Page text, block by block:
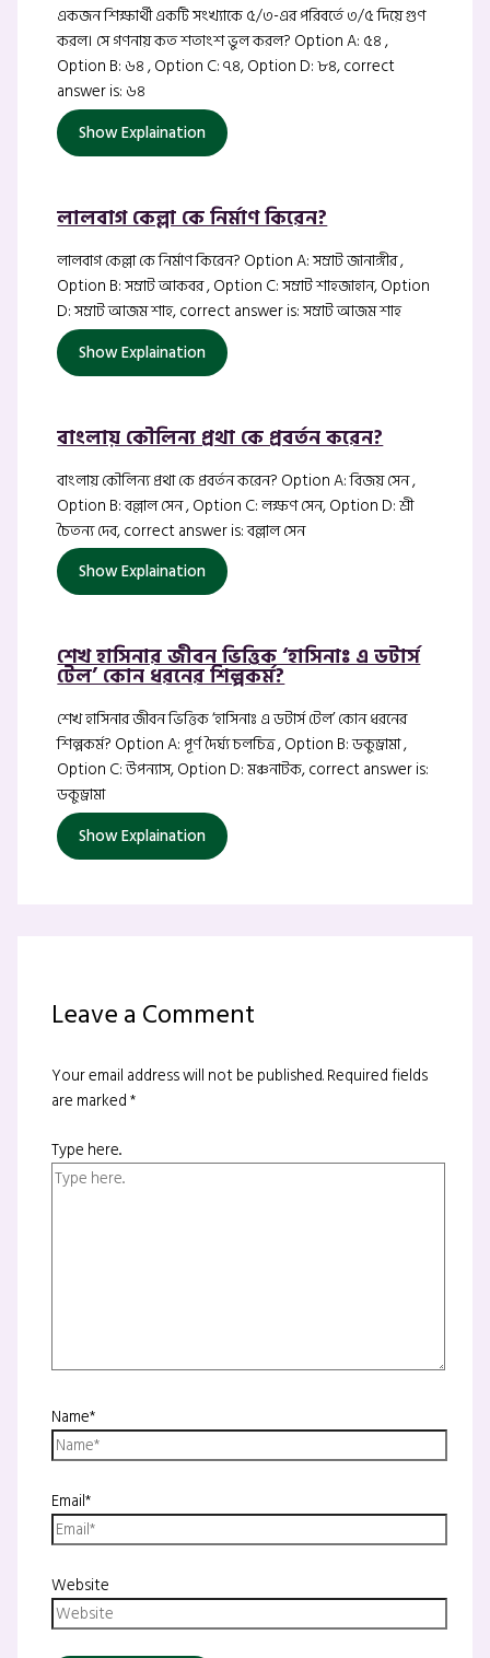
একজন শিক্ষার্থী একটি সংখ্যাকে ৫/৩-এর পরিবর্তে ৩/৫ দিয়ে গুণ
করল। সে গণনায় কত শতাংশ ভুল করল? Option A: ৫৪ ,
Option B: ৬৪ , Option C: ৭৪, Option D: ৮৪, correct
answer is: ৬৪
Show Explaination
লালবাগ কেল্লা কে নির্মাণ কিরেন?
লালবাগ কেল্লা কে নির্মাণ কিরেন? Option A: সম্রাট জানাঙ্গীর ,
Option B: সম্রাট আকবর , Option C: সম্রাট শাহজাহান, Option
D: সম্রাট আজম শাহ, correct answer is: সম্রাট আজম শাহ
Show Explaination
বাংলায় কৌলিন্য প্রথা কে প্রবর্তন করেন?
বাংলায় কৌলিন্য প্রথা কে প্রবর্তন করেন? Option A: বিজয় সেন ,
Option B: বল্লাল সেন , Option C: লক্ষণ সেন, Option D: শ্রী
চৈতন্য দেব, correct answer is: বল্লাল সেন
Show Explaination
শেখ হাসিনার জীবন ভিত্তিক ‘হাসিনাঃ এ ডটার্স
টেল’ কোন ধরনের শিল্পকর্ম?
শেখ হাসিনার জীবন ভিত্তিক ‘হাসিনাঃ এ ডটার্স টেল’ কোন ধরনের
শিল্পকর্ম? Option A: পূর্ণ দৈর্ঘ্য চলচিত্র , Option B: ডকুড্রামা ,
Option C: উপন্যাস, Option D: মঞ্চনাটক, correct answer is:
ডকুড্রামা
Show Explaination
Leave a Comment
Your email address will not be published.Required fields
are marked*
Type here..
Name*
Email*
Website